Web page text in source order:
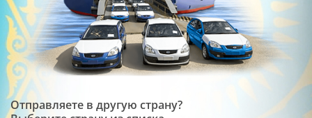
Отправляете в другую страну?